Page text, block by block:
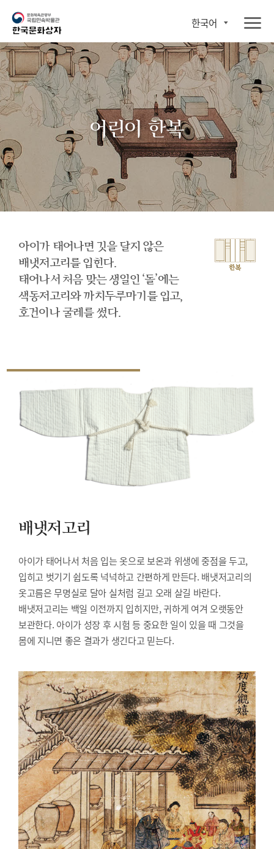
한국어
어린이 한복
아이가 태어나면 깃을 달지 않은
배냇저고리를 입힌다.
태어나서 처음 맞는 생일인 ‘돌’에는
색동저고리와 까치두루마기를 입고,
호건이나 굴레를 썼다.
한복
배냇저고리
아이가 태어나서 처음 입는 옷으로 보온과 위생에 중점을 두고,
입히고 벗기기 쉽도록 넉넉하고 간편하게 만든다. 배냇저고리의
옷고름은 무명실로 달아 실처럼 길고 오래 살길 바란다.
배냇저고리는 백일 이전까지 입히지만, 귀하게 여겨 오랫동안
보관한다. 아이가 성장 후 시험 등 중요한 일이 있을 때 그것을
몸에 지니면 좋은 결과가 생긴다고 믿는다.